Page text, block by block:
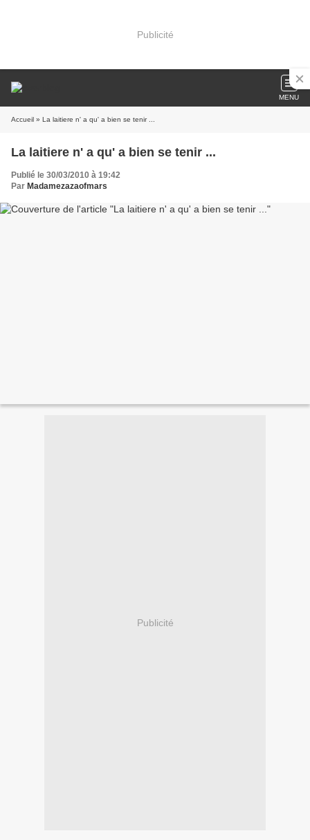
Publicité
MENU
Accueil » La laitiere n' a qu' a bien se tenir ...
La laitiere n' a qu' a bien se tenir ...
Publié le 30/03/2010 à 19:42
Par Madamezazaofmars
Publicité